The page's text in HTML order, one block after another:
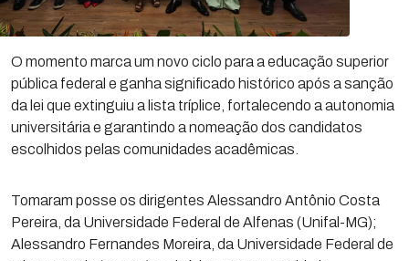
O momento marca um novo ciclo para a educação superior
pública federal e ganha significado histórico após a sanção
da lei que extinguiu a lista tríplice, fortalecendo a autonomia
universitária e garantindo a nomeação dos candidatos
escolhidos pelas comunidades acadêmicas.
Tomaram posse os dirigentes Alessandro Antônio Costa
Pereira, da Universidade Federal de Alfenas (Unifal-MG);
Alessandro Fernandes Moreira, da Universidade Federal de